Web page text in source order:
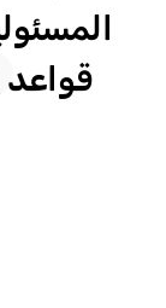
قواعد